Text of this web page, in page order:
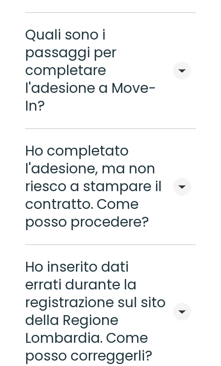
Quali sono i
passaggi per
completare
l'adesione a Move-
In?
Ho completato
l'adesione, ma non
riesco a stampare il
contratto. Come
posso procedere?
Ho inserito dati
errati durante la
registrazione sul sito
della Regione
Lombardia. Come
posso correggerli?